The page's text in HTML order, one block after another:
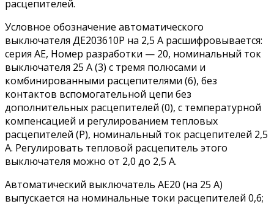
расцепителей.
Условное обозначение автоматического
выключателя ДЕ203610Р на 2,5 А расшифровывается:
серия АЕ, Номер разработки — 20, номинальный ток
выключателя 25 А (3) с тремя полюсами и
комбинированными расцепителями (6), без
контактов вспомогательной цепи без
дополнительных расцепителей (0), с температурной
компенсацией и регулированием тепловых
расцепителей (Р), номинальный ток расцепителей 2,5
А. Регулировать тепловой расцепитель этого
выключателя можно от 2,0 до 2,5 А.
Автоматический выключатель АЕ20 (на 25 А)
выпускается на номинальные токи расцепителей 0,6;